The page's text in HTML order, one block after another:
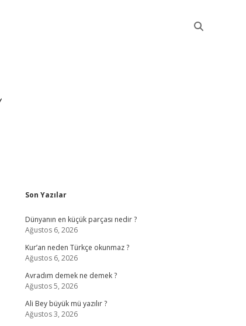
Sidebar
Son Yazılar
Dünyanın en küçük parçası nedir ?
Ağustos 6, 2026
Kur’an neden Türkçe okunmaz ?
Ağustos 6, 2026
Avradım demek ne demek ?
Ağustos 5, 2026
Ali Bey büyük mü yazılır ?
Ağustos 3, 2026